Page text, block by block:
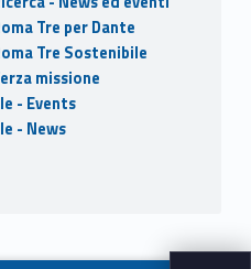
Tre per Dante
Tre Sostenibile
missione
- Events
- News